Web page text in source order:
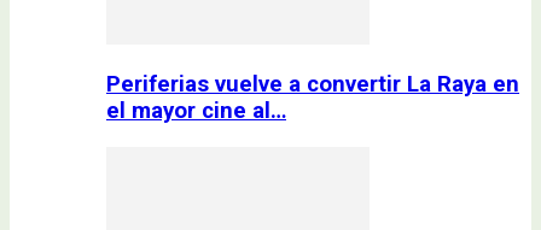
Periferias vuelve a convertir La Raya en
el mayor cine al…